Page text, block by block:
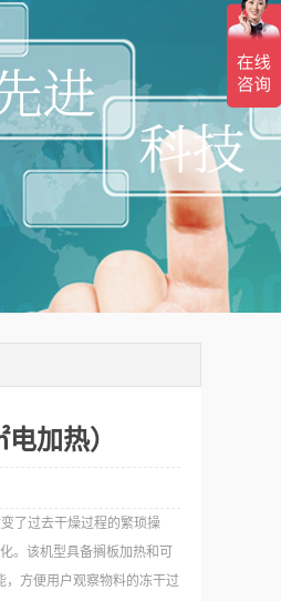
加热）
了过去干燥过程的繁琐操
。该机型具备搁板加热和可
方便用户观察物料的冻干过